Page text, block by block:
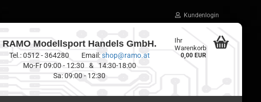
Kundenlogin
RAMO Modellsport Handels GmbH.
Tel.: 0512 - 364280 Email:shop@ramo.at
Mo-Fr 09:00 - 12:30 & 14:30-18:00
Sa: 09:00 - 12:30
Ihr
Warenkorb
0,00 EUR